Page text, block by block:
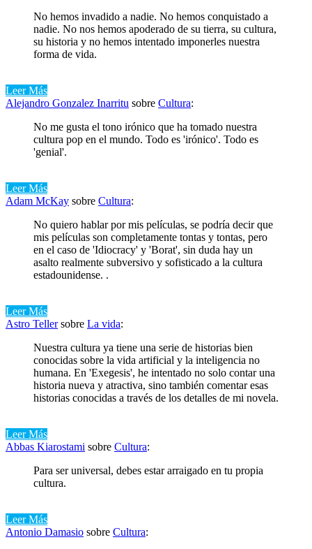
No hemos invadido a nadie. No hemos conquistado a
nadie. No nos hemos apoderado de su tierra, su cultura,
su historia y no hemos intentado imponerles nuestra
forma de vida.
Leer Más
Alejandro Gonzalez Inarritu sobre Cultura:
No me gusta el tono irónico que ha tomado nuestra
cultura pop en el mundo. Todo es 'irónico'. Todo es
'genial'.
Leer Más
Adam McKay sobre Cultura:
No quiero hablar por mis películas, se podría decir que
mis películas son completamente tontas y tontas, pero
en el caso de 'Idiocracy' y 'Borat', sin duda hay un
asalto realmente subversivo y sofisticado a la cultura
estadounidense. .
Leer Más
Astro Tellersobre La vida:
Nuestra cultura ya tiene una serie de historias bien
conocidas sobre la vida artificial y la inteligencia no
humana. En 'Exegesis', he intentado no solo contar una
historia nueva y atractiva, sino también comentar esas
historias conocidas a través de los detalles de mi novela.
Leer Más
Abbas Kiarostami sobre Cultura:
Para ser universal, debes estar arraigado en tu propia
cultura.
Leer Más
Antonio Damasio sobre Cultura: